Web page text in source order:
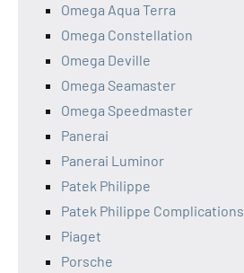
Omega Aqua Terra
Omega Constellation
Omega Deville
Omega Seamaster
Omega Speedmaster
Panerai
Panerai Luminor
Patek Philippe
Patek Philippe Complications
Piaget
Porsche